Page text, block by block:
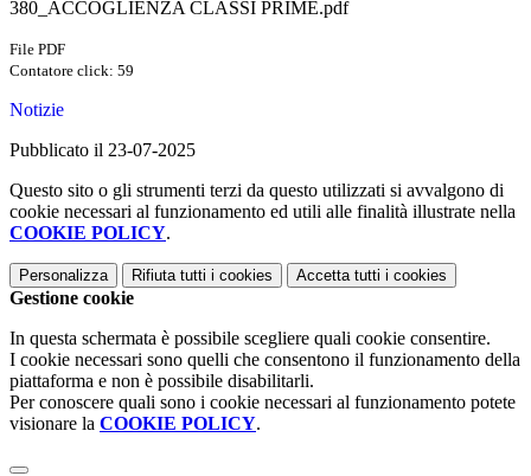
380_ACCOGLIENZA CLASSI PRIME.pdf
File PDF
Contatore click: 59
Notizie
Pubblicato il 23-07-2025
Questo sito o gli strumenti terzi da questo utilizzati si avvalgono di
cookie necessari al funzionamento ed utili alle finalità illustrate nella
COOKIE POLICY.
Personalizza Rifiuta tutti i cookies Accetta tutti i cookies
Gestione cookie
In questa schermata è possibile scegliere quali cookie consentire.
I cookie necessari sono quelli che consentono il funzionamento della
piattaforma e non è possibile disabilitarli.
Per conoscere quali sono i cookie necessari al funzionamento potete
visionare la COOKIE POLICY.